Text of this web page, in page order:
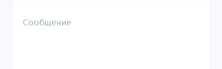
Сообщение